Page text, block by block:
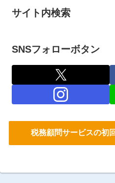
サイト内検索
SNSフォローボタン
税務顧問サービスの初